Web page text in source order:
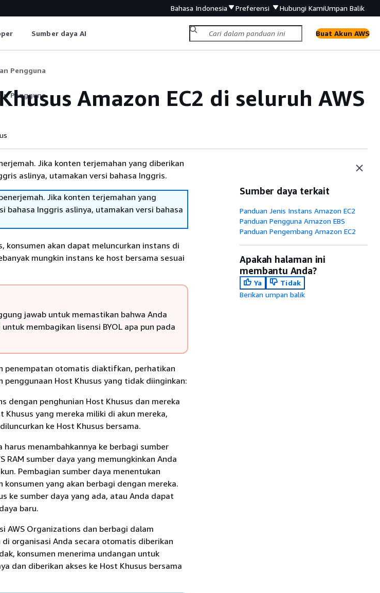
Bahasa Indonesia Preferensi Hubungi KamiUmpan Balik
Sumber daya AI Buat Akun AWS
Pengguna
Pengguna
Amazon EC2 di seluruh AWS
Jika konten terjemahan yang diberikan
aslinya, utamakan versi bahasa Inggris.
Jika konten terjemahan yang
bahasa Inggris aslinya, utamakan versi bahasa
konsumen akan dapat meluncurkan instans di
mungkin instans ke host bersama sesuai
jawab untuk memastikan bahwa Anda
membagikan lisensi BYOL apa pun pada
penempatan otomatis diaktifkan, perhatikan
penggunaan Host Khusus yang tidak diinginkan:
dengan penghunian Host Khusus dan mereka
yang mereka miliki di akun mereka,
ke Host Khusus bersama.
menambahkannya ke berbagi sumber
RAM sumber daya yang memungkinkan Anda
Pembagian sumber daya menentukan
yang akan berbagi dengan mereka.
ke sumber daya yang ada, atau Anda dapat
baru.
AWS Organizations dan berbagi dalam
organisasi Anda secara otomatis diberikan
konsumen menerima undangan untuk
dan diberikan akses ke Host Khusus bersama
Sumber daya terkait
Panduan Jenis Instans Amazon EC2
Panduan Pengguna Amazon EBS
Panduan Pengembang Amazon EC2
Apakah halaman ini
membantu Anda?
Ya
Tidak
Berikan umpan balik